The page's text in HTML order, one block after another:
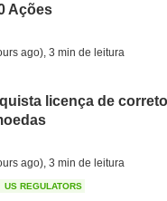
Ações
ago) 3 min de leitura
licença de
ago) 3 min de leitura
US REGULATORS